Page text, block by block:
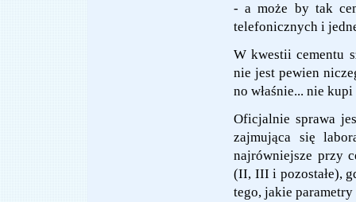
- a może by tak
telefonicznych i
W kwestii cementu
nie jest pewien
no właśnie... nie
Oficjalnie sprawa
zajmująca się
najrówniejsze przy
(II, III i pozostałe),
tego, jakie